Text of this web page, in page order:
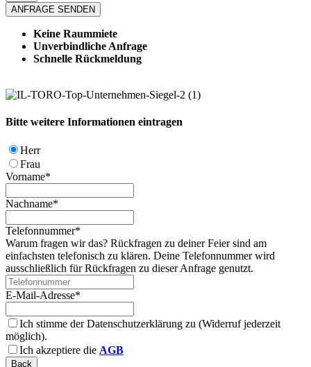
ANFRAGE SENDEN
Keine Raummiete
Unverbindliche Anfrage
Schnelle Rückmeldung
Bitte weitere Informationen eintragen
Herr
Frau
Vorname*
Nachname*
Telefonnummer*
Warum fragen wir das? Rückfragen zu deiner Feier sind am
einfachsten telefonisch zu klären. Deine Telefonnummer wird
ausschließlich für Rückfragen zu dieser Anfrage genutzt.
E-Mail-Adresse*
Ich stimme der Datenschutzerklärung zu (Widerruf jederzeit
möglich).
Ich akzeptiere die AGB
Back